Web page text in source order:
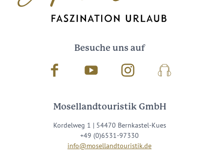
Besuche uns auf
Facebook Youtube InstagramPodcast
Mosellandtouristik GmbH
Kordelweg 1 | 54470 Bernkastel-Kues
+49 (0)6531-97330
info@mosellandtouristik.de